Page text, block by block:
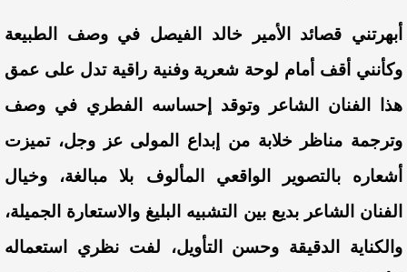
أبهرتني قصائد الأمير خالد الفيصل في وصف الطبيعة
وكأنني أقف أمام لوحة شعرية وفنية راقية تدل على عمق
هذا الفنان الشاعر وتوقد إحساسه الفطري في وصف
وترجمة مناظر خلابة من إبداع المولى عز وجل، تميزت
أشعاره بالتصوير الواقعي المألوف بلا مبالغة، وخيال
الفنان الشاعر بديع بين التشبيه البليغ والاستعارة الجميلة،
والكناية الدقيقة وحسن التأويل، لفت نظري استعماله